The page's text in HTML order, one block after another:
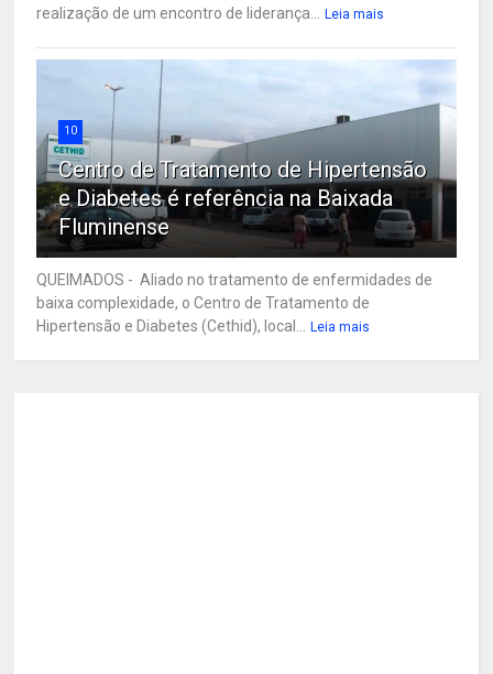
realização de um encontro de liderança...
Leia mais
10
Centro de Tratamento de Hipertensão
e Diabetes é referência na Baixada
Fluminense
QUEIMADOS - Aliado no tratamento de enfermidades de
baixa complexidade, o Centro de Tratamento de
Hipertensão e Diabetes (Cethid), local...
Leia mais